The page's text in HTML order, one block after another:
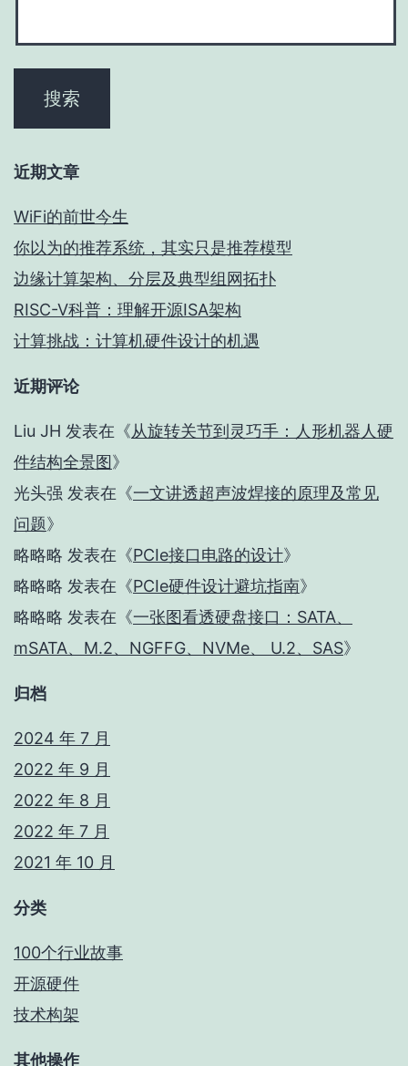
近期文章
WiFi的前世今生
你以为的推荐系统，其实只是推荐模型
边缘计算架构、分层及典型组网拓扑
RISC-V科普：理解开源ISA架构
计算挑战：计算机硬件设计的机遇
近期评论
Liu JH 发表在《从旋转关节到灵巧手：人形机器人硬
件结构全景图》
光头强 发表在《一文讲透超声波焊接的原理及常见
问题》
略略略 发表在《PCIe接口电路的设计》
略略略 发表在《PCIe硬件设计避坑指南》
略略略 发表在《一张图看透硬盘接口：SATA、
mSATA、M.2、NGFFG、NVMe、 U.2、SAS》
归档
2024 年 7 月
2022 年 9 月
2022 年 8 月
2022 年 7 月
2021 年 10 月
分类
100个行业故事
开源硬件
技术构架
其他操作